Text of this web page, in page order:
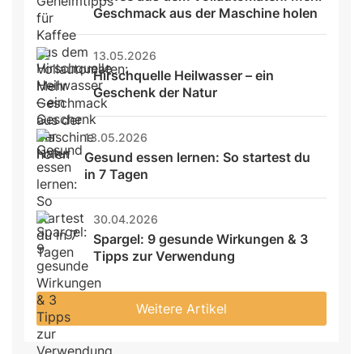
Geschmack aus der Maschine holen
13.05.2026
Hirschquelle Heilwasser – ein
Geschenk der Natur
13.05.2026
Gesund essen lernen: So startest du
in 7 Tagen
30.04.2026
Spargel: 9 gesunde Wirkungen & 3
Tipps zur Verwendung
Weitere Artikel